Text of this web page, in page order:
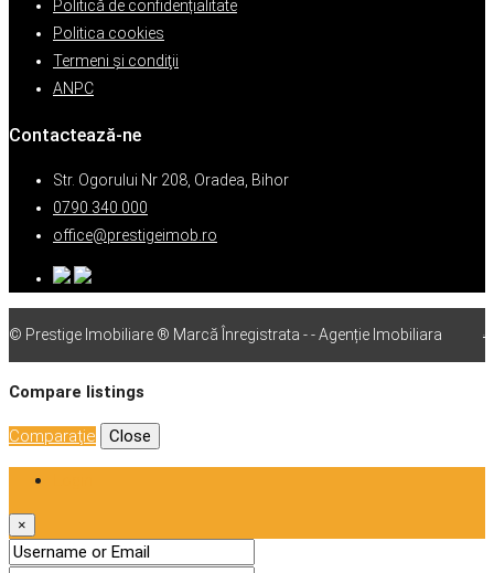
Politică de confidențialitate
Politica cookies
Termeni şi condiţii
ANPC
Contactează-ne
Str. Ogorului Nr 208, Oradea, Bihor
0790 340 000
office@prestigeimob.ro
© Prestige Imobiliare ® Marcă Înregistrata - - Agenție Imobiliara
Compare listings
Comparaţie Close
×